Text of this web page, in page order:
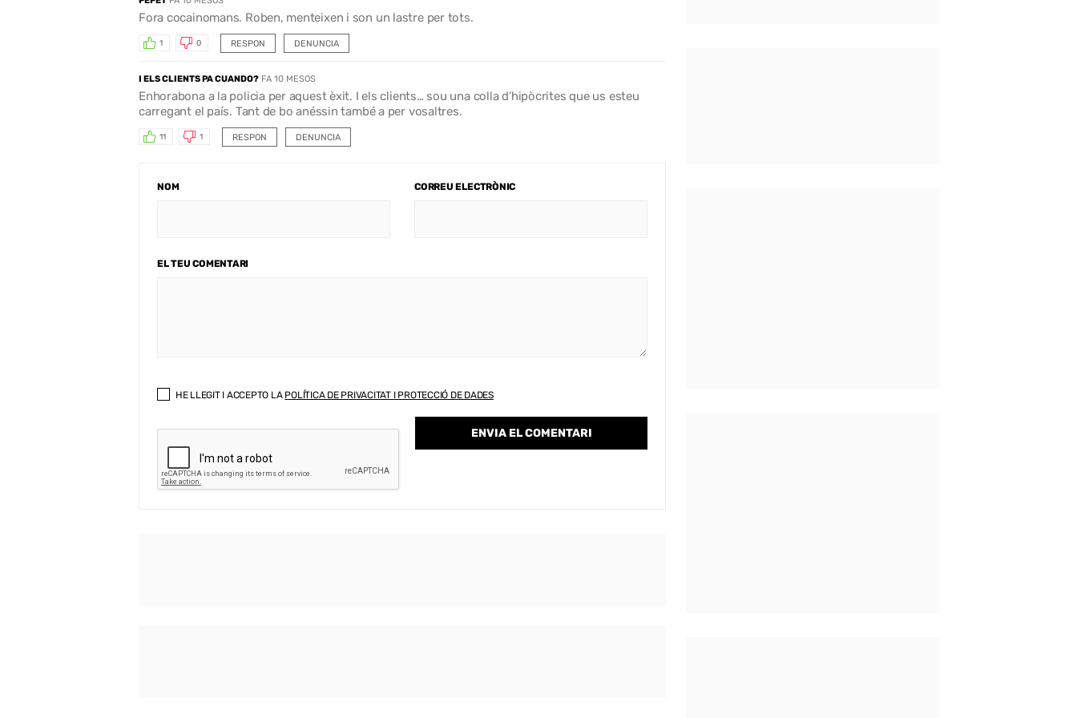
Fora cocainomans. Roben, menteixen i son un lastre per tots.
RESPON
1 0 DENUNCIA
I ELS CLIENTS PA CUANDO? FA 10 MESOS
Enhorabona a la policia per aquest èxit. I els clients… sou una colla d’hipòcrites que us esteu
carregant el país. Tant de bo anéssin també a per vosaltres.
RESPON
11 1 DENUNCIA
NOM CORREU ELECTRÒNIC
EL TEU COMENTARI
HE LLEGIT I ACCEPTO LA POLÍTICA DE PRIVACITAT I PROTECCIÓ DE DADES